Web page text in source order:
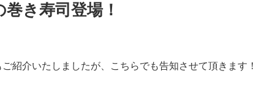
き寿司登場！
紹介いたしましたが、こちらでも告知させて頂きます！